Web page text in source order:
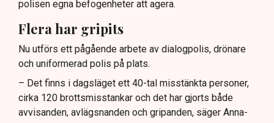
polisen egna befogenheter att agera.
Flera har gripits
Nu utförs ett pågående arbete av dialogpolis, drönare
och uniformerad polis på plats.
– Det finns i dagsläget ett 40-tal misstänkta personer,
cirka 120 brottsmisstankar och det har gjorts både
avvisanden, avlägsnanden och gripanden, säger Anna-